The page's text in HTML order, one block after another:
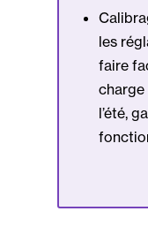
les
faire
l’été,